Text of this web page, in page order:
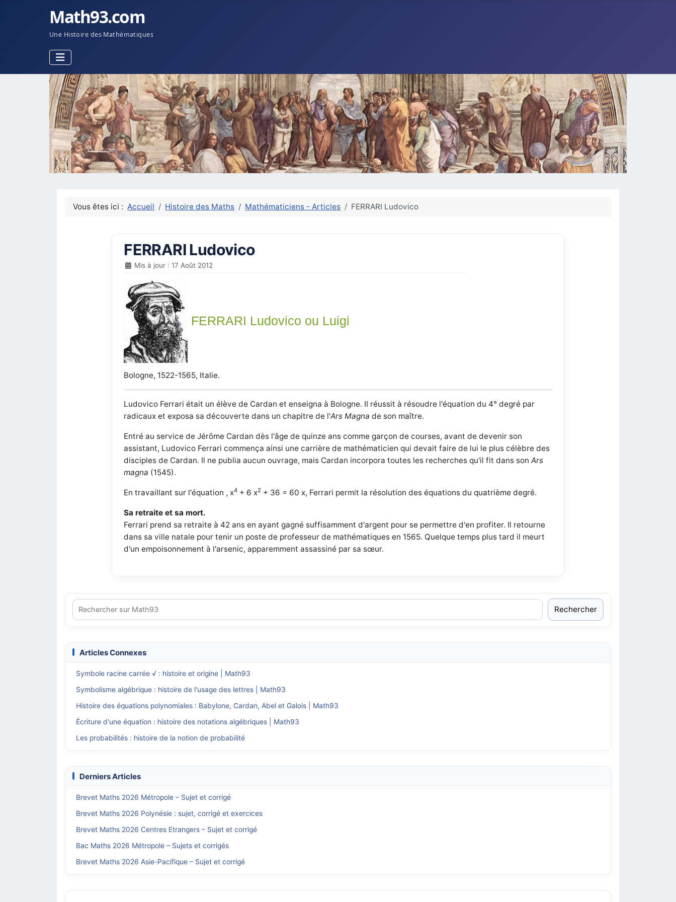
Math93.com
Une Histoire des Mathématiques
Vous êtes ici :Accueil Histoire des Maths Mathématiciens - Articles FERRARI Ludovico
FERRARI Ludovico
Mis à jour : 17 Août 2012
FERRARI Ludovico ou Luigi
Bologne, 1522-1565, Italie.
Ludovico Ferrari était un élève de Cardan et enseigna à Bologne. II réussit à résoudre l'équation du 4° degré par
radicaux et exposa sa découverte dans un chapitre de l'Ars Magna de son maître.
Entré au service de Jérôme Cardan dès l'âge de quinze ans comme garçon de courses, avant de devenir son
assistant, Ludovico Ferrari commença ainsi une carrière de mathématicien qui devait faire de lui le plus célèbre des
disciples de Cardan. Il ne publia aucun ouvrage, mais Cardan incorpora toutes les recherches qu'il fit dans sonArs
magna (1545).
En travaillant sur l'équation , x4 + 6 x2 + 36 = 60 x, Ferrari permit la résolution des équations du quatrième degré.
Sa retraite et sa mort.
Ferrari prend sa retraite à 42 ans en ayant gagné suffisamment d'argent pour se permettre d'en profiter. Il retourne
dans sa ville natale pour tenir un poste de professeur de mathématiques en 1565. Quelque temps plus tard il meurt
d'un empoisonnement à l'arsenic, apparemment assassiné par sa sœur.
Rechercher
Articles Connexes
Symbole racine carrée √ : histoire et origine | Math93
Symbolisme algébrique : histoire de l'usage des lettres | Math93
Histoire des équations polynomiales : Babylone, Cardan, Abel et Galois | Math93
Écriture d'une équation : histoire des notations algébriques | Math93
Les probabilités : histoire de la notion de probabilité
Derniers Articles
Brevet Maths 2026 Métropole – Sujet et corrigé
Brevet Maths 2026 Polynésie : sujet, corrigé et exercices
Brevet Maths 2026 Centres Etrangers – Sujet et corrigé
Bac Maths 2026 Métropole – Sujets et corrigés
Brevet Maths 2026 Asie-Pacifique – Sujet et corrigé